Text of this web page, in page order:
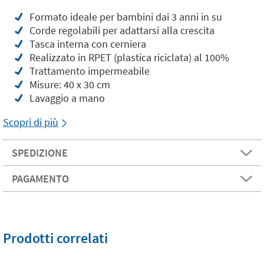
Formato ideale per bambini dai 3 anni in su
Corde regolabili per adattarsi alla crescita
Tasca interna con cerniera
Realizzato in RPET (plastica riciclata) al 100%
Trattamento impermeabile
Misure: 40 x 30 cm
Lavaggio a mano
Scopri di più
SPEDIZIONE
PAGAMENTO
Prodotti correlati